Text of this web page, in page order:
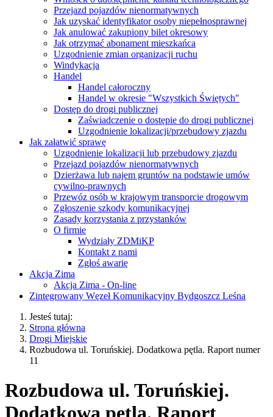
Przejazd pojazdów nienormatywnych
Jak uzyskać identyfikator osoby niepełnosprawnej
Jak anulować zakupiony bilet okresowy
Jak otrzymać abonament mieszkańca
Uzgodnienie zmian organizacji ruchu
Windykacja
Handel
Handel całoroczny
Handel w okresie "Wszystkich Świętych"
Dostęp do drogi publicznej
Zaświadczenie o dostępie do drogi publicznej
Uzgodnienie lokalizacji/przebudowy zjazdu
Jak załatwić sprawę
Uzgodnienie lokalizacji lub przebudowy zjazdu
Przejazd pojazdów nienormatywnych
Dzierżawa lub najem gruntów na podstawie umów
cywilno-prawnych
Przewóz osób w krajowym transporcie drogowym
Zgłoszenie szkody komunikacyjnej
Zasady korzystania z przystanków
O firmie
Wydziały ZDMiKP
Kontakt z nami
Zgłoś awarię
Akcja Zima
Akcja Zima - On-line
Zintegrowany Węzeł Komunikacyjny Bydgoszcz Leśna
Jesteś tutaj:
Strona główna
Drogi Miejskie
Rozbudowa ul. Toruńskiej. Dodatkowa pętla. Raport numer
11
Rozbudowa ul. Toruńskiej.